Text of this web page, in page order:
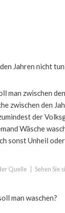
Jahren nicht
man zwischen
zwischen den
der
Wäsche
sonst Unheil
Quelle Sehen Sie
man waschen?